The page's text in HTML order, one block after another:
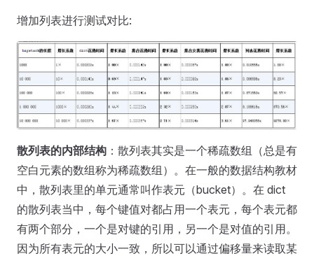
增加列表进行测试对比:
散列表的内部结构 ：散列表其实是一个稀疏数组（总是有
空白元素的数组称为稀疏数组）。在一般的数据结构教材
中，散列表里的单元通常叫作表元（bucket）。在 dict
的散列表当中，每个键值对都占用一个表元，每个表元都
有两个部分，一个是对键的引用，另一个是对值的引用。
因为所有表元的大小一致，所以可以通过偏移量来读取某